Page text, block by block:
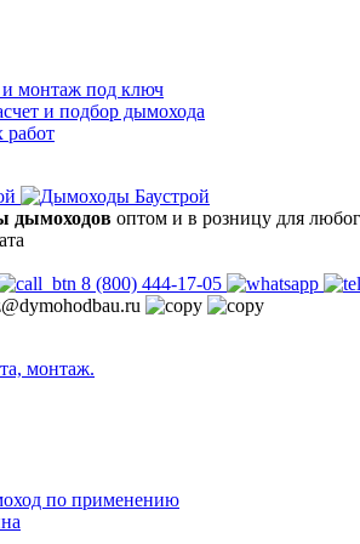
и монтаж под ключ
и подбор дымохода
работ
дымоходов оптом и в розницу для
8 (800) 444-17-05
монтаж.
по применению